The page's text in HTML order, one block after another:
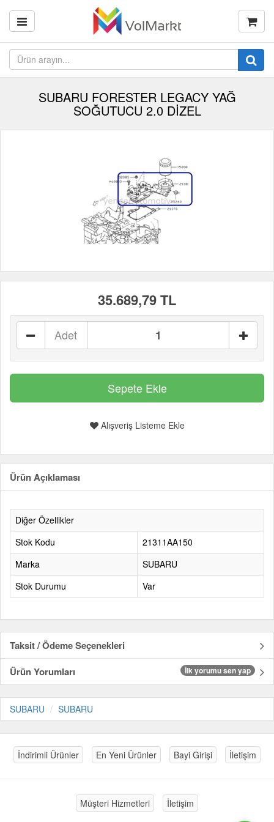
SUBARU FORESTER LEGACY YAĞ
SOĞUTUCU 2.0 DİZEL
35.689,79 TL
Adet
Alışveriş Listeme Ekle
Ürün Açıklaması
Diğer Özellikler
Stok Kodu
21311AA150
Marka
SUBARU
Stok Durumu
Var
Taksit / Ödeme Seçenekleri
Ürün Yorumları
İlk yorumu sen yap
SUBARU SUBARU
İndirimli Ürünler En Yeni Ürünler Bayi Girişi İletişim
Müşteri Hizmetleri İletişim